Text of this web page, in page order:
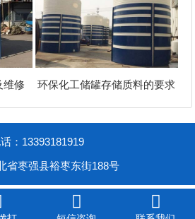
维修 环保化工储罐存储质料的要求
：13393181919
省枣强县裕枣东街188号
 